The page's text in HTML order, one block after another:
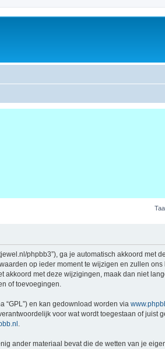
phpbb3”), ga je automatisch akkoord met
op ieder moment te wijzigen en zullen
akkoord met deze wijzigingen, maak dan niet
of toevoegingen.
“GPL”) en kan gedownload worden via
voor wat wordt toegestaan of juist
.
ander materiaal bevat die de wetten van je